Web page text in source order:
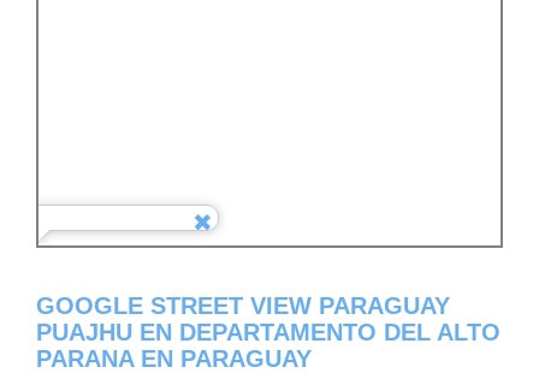
GOOGLE STREET VIEW PARAGUAY
PUAJHU EN DEPARTAMENTO DEL ALTO
PARANA EN PARAGUAY